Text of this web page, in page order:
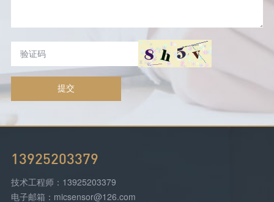
提交
13925203379
技术工程师：13925203379
电子邮箱：micsensor@126.com